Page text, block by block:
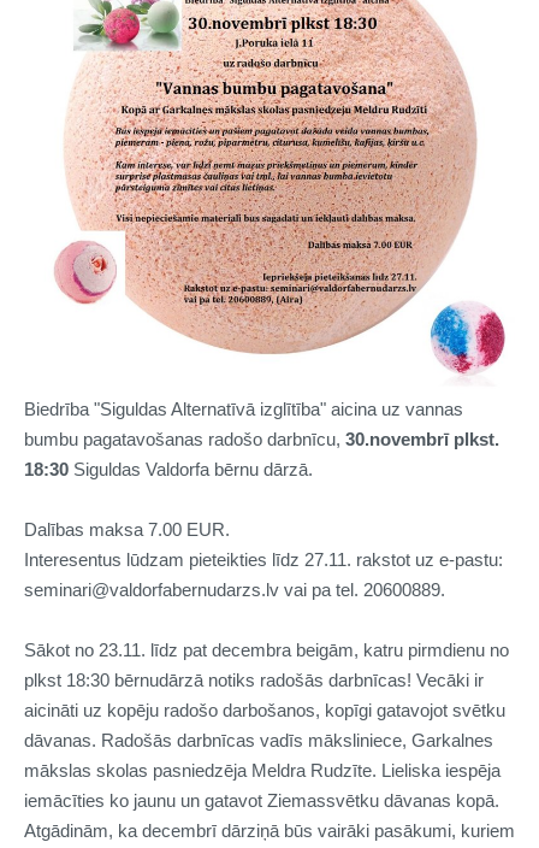
Biedrība "Siguldas Alternatīvā izglītība" aicina uz vannas
bumbu pagatavošanas radošo darbnīcu, 30.novembrī plkst.
18:30 Siguldas Valdorfa bērnu dārzā.
Dalības maksa 7.00 EUR.
Interesentus lūdzam pieteikties līdz 27.11. rakstot uz e-pastu:
seminari@valdorfabernudarzs.lv vai pa tel. 20600889.
Sākot no 23.11. līdz pat decembra beigām, katru pirmdienu no
plkst 18:30 bērnudārzā notiks radošās darbnīcas! Vecāki ir
aicināti uz kopēju radošo darbošanos, kopīgi gatavojot svētku
dāvanas. Radošās darbnīcas vadīs māksliniece, Garkalnes
mākslas skolas pasniedzēja Meldra Rudzīte. Lieliska iespēja
iemācīties ko jaunu un gatavot Ziemassvētku dāvanas kopā.
Atgādinām, ka decembrī dārziņā būs vairāki pasākumi, kuriem